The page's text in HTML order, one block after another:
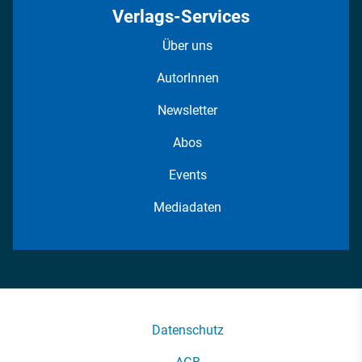
Verlags-Services
Über uns
AutorInnen
Newsletter
Abos
Events
Mediadaten
Datenschutz